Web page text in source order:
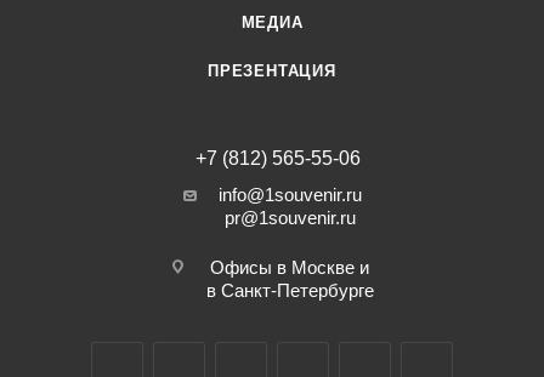
МЕДИА
ПРЕЗЕНТАЦИЯ
+7 (812) 565-55-06
info@1souvenir.ru
pr@1souvenir.ru
Офисы в Москве и
в Санкт-Петербурге